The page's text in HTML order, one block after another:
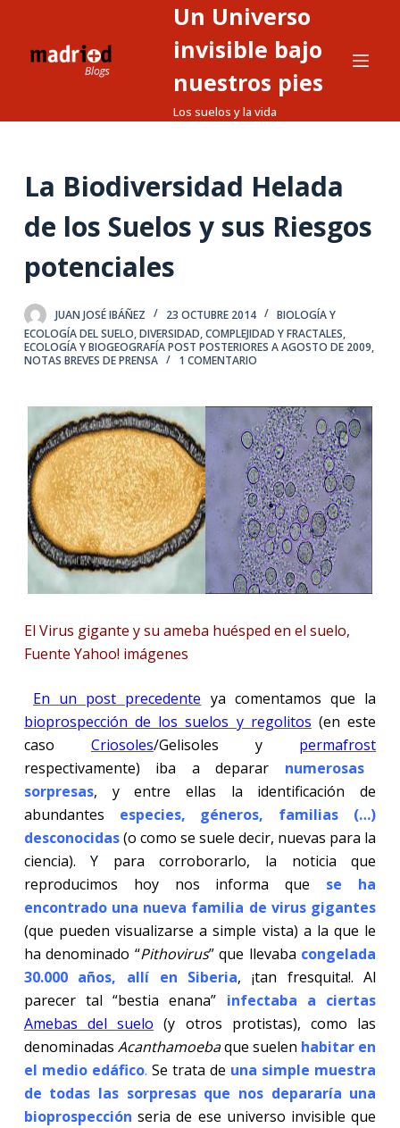
o
n
d
Un Universo
invisible bajo
nuestros pies
Los suelos y la vida
La Biodiversidad Helada
de los Suelos y sus Riesgos
potenciales
JUAN JOSÉ IBÁÑEZ 23 OCTUBRE 2014
BIOLOGÍA Y
ECOLOGÍA DEL SUELO,DIVERSIDAD, COMPLEJIDAD Y FRACTALES,
ECOLOGÍA Y BIOGEOGRAFÍA POST POSTERIORES A AGOSTO DE 2009,
NOTAS BREVES DE PRENSA
1 COMENTARIO
El Virus gigante y su ameba huésped en el suelo,
Fuente Yahoo! imágenes
En un post precedente ya comentamos que la
bioprospección de los suelos y regolitos (en este
caso Criosoles/Gelisoles y permafrost
respectivamente) iba a deparar numerosas
sorpresas, y entre ellas la identificación de
abundantes especies, géneros, familias (…)
desconocidas(o como se suele decir, nuevas para la
ciencia). Y para corroborarlo, la noticia que
reproducimos hoy nos informa que se ha
encontrado una nueva familia de virus gigantes
(que pueden visualizarse a simple vista) a la que le
ha denominado “Pithovirus” que llevaba congelada
30.000 años, allí en Siberia, ¡tan fresquita!. Al
parecer tal “bestia enana” infectaba a ciertas
Amebas del suelo (y otros protistas), como las
denominadas Acanthamoebaque suelen habitar en
el medio edáfico. Se trata de una simple muestra
de todas las sorpresas que nos depararía una
bioprospección seria de ese universo invisible que